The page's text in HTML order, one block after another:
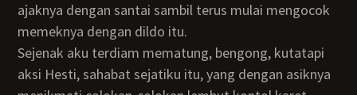
ajaknya dengan santai sambil terus mulai mengocok
memeknya dengan dildo itu.
Sejenak aku terdiam mematung, bengong, kutatapi
aksi Hesti, sahabat sejatiku itu, yang dengan asiknya